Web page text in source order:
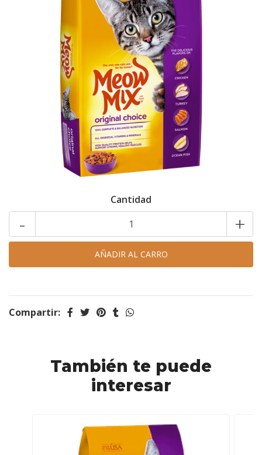
Cantidad
- +
Compartir:
También te puede
interesar